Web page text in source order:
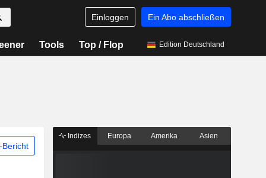
Einloggen Ein Abo abschließen
Tools Top / Flop Edition Deutschland
Bericht
Indizes Europa Amerika Asien